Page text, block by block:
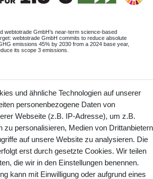
webtotrade GmbH’s near-term science-based
webtotrade GmbH commits to reduce absolute
emissions 45% by 2030 from a 2024 base year,
its scope 3 emissions.
widerrufen Kontakt
Facebook Instagram
und ähnliche Technologien auf unserer
personenbezogene Daten von
Webseite (z.B. IP-Adresse), um z.B.
zu personalisieren, Medien von Drittanbietern
auf unsere Website zu analysieren. Die
erst durch gesetzte Cookies. Wir teilen
die wir in den Einstellungen benennen.
kann mit Einwilligung oder aufgrund eines